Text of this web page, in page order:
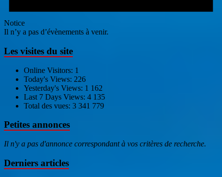
Notice
Il n’y a pas d’évènements à venir.
Les visites du site
Online Visitors: 1
Today's Views: 226
Yesterday's Views: 1 162
Last 7 Days Views: 4 135
Total des vues: 3 341 779
Petites annonces
Il n'y a pas d'annonce correspondant à vos critères de recherche.
Derniers articles